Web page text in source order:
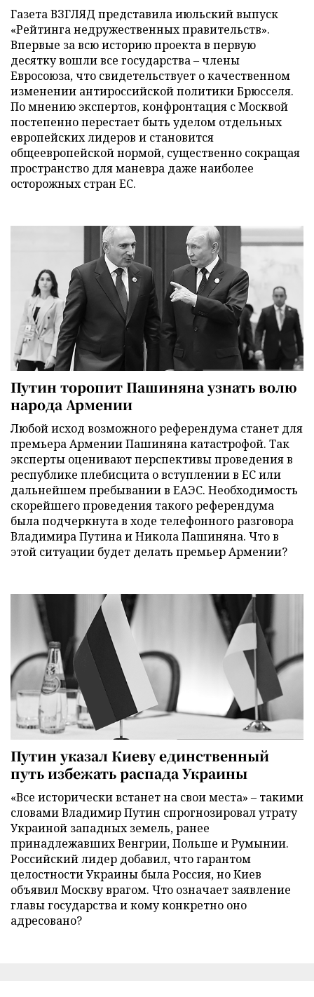
Газета ВЗГЛЯД представила июльский выпуск
«Рейтинга недружественных правительств».
Впервые за всю историю проекта в первую
десятку вошли все государства – члены
Евросоюза, что свидетельствует о качественном
изменении антироссийской политики Брюсселя.
По мнению экспертов, конфронтация с Москвой
постепенно перестает быть уделом отдельных
европейских лидеров и становится
общеевропейской нормой, существенно сокращая
пространство для маневра даже наиболее
осторожных стран ЕС.
Путин торопит Пашиняна узнать волю
народа Армении
Любой исход возможного референдума станет для
премьера Армении Пашиняна катастрофой. Так
эксперты оценивают перспективы проведения в
республике плебисцита о вступлении в ЕС или
дальнейшем пребывании в ЕАЭС. Необходимость
скорейшего проведения такого референдума
была подчеркнута в ходе телефонного разговора
Владимира Путина и Никола Пашиняна. Что в
этой ситуации будет делать премьер Армении?
Путин указал Киеву единственный
путь избежать распада Украины
«Все исторически встанет на свои места» – такими
словами Владимир Путин спрогнозировал утрату
Украиной западных земель, ранее
принадлежавших Венгрии, Польше и Румынии.
Российский лидер добавил, что гарантом
целостности Украины была Россия, но Киев
объявил Москву врагом. Что означает заявление
главы государства и кому конкретно оно
адресовано?